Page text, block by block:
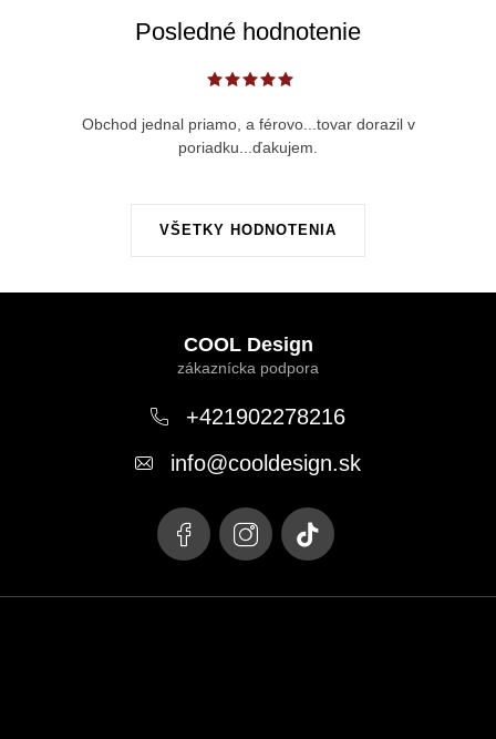
Posledné hodnotenie
VŠETKY HODNOTENIA
Obchod jednal priamo, a férovo...tovar dorazil v
poriadku...ďakujem.
COOL Design
+421902278216
info@cooldesign.sk